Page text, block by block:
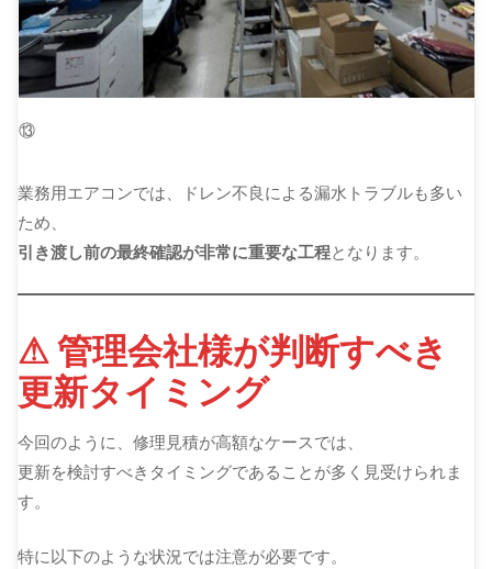
⑬
業務用エアコンでは、ドレン不良による漏水トラブルも多い
ため、
引き渡し前の最終確認が非常に重要な工程となります。
⚠ 管理会社様が判断すべき
更新タイミング
今回のように、修理見積が高額なケースでは、
更新を検討すべきタイミングであることが多く見受けられま
す。
特に以下のような状況では注意が必要です。